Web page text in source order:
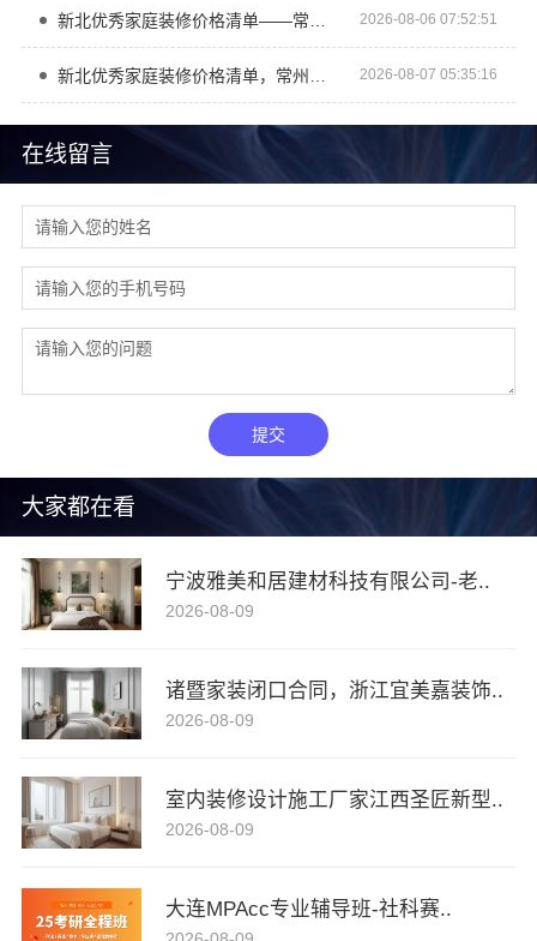
大家都在看
宁波雅美和居建材科技有限公司-老..
2026-08-09
诸暨家装闭口合同，浙江宜美嘉装饰..
2026-08-09
室内装修设计施工厂家江西圣匠新型..
2026-08-09
大连MPAcc专业辅导班-社科赛..
在线留言
提交
2026-08-06 07:52:51
2026-08-07 05:35:16